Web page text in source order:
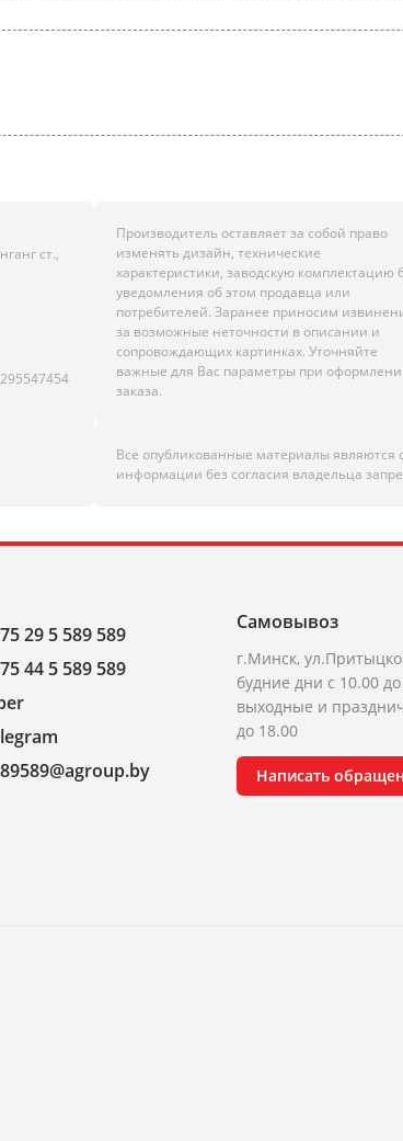
ст.,
Производитель оставляет за собой право
изменять дизайн, технические
характеристики, заводскую комплектацию
уведомления об этом продавца или
потребителей. Заранее приносим
за возможные неточности в описании и
сопровождающих картинках. Уточняйте
важные для Вас параметры при
заказа.
Все опубликованные материалы
информации без согласия владельца
29 5 589 589
44 5 589 589
Самовывоз
г.Минск,
будние дни с 10.00
выходные и
до 18.00
Написать